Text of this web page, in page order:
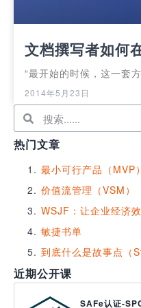
文档撰写者如何
“最开始的时候，这一套
2014年5月23日
热门文章
最小可行产品（MVP）
价值流管理（VSM）
WSJF：让企业经济
敏捷书单
到底什么是故事点（
近期公开课
SAFe认证-